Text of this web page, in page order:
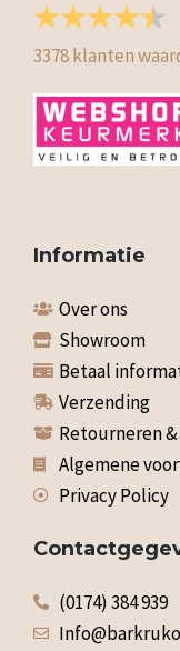
3378klanten
Informatie
Over ons
Showroom
Betaal
Verzending
Retourneren
Algemene
Privacy Policy
(0174) 384 939